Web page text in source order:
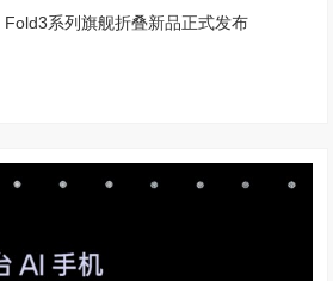
系列旗舰折叠新品正式发布